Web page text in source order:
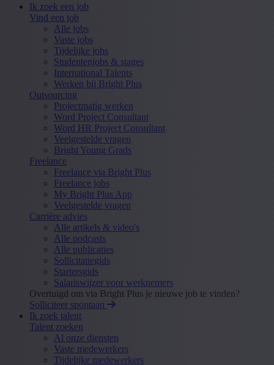
Ik zoek een job
Vind een job
Alle jobs
Vaste jobs
Tijdelijke jobs
Studentenjobs & stages
International Talents
Werken bij Bright Plus
Outsourcing
Projectmatig werken
Word Project Consultant
Word HR Project Consultant
Veelgestelde vragen
Bright Young Grads
Freelance
Freelance via Bright Plus
Freelance jobs
My Bright Plus App
Veelgestelde vragen
Carrière advies
Alle artikels & video's
Alle podcasts
Alle publicaties
Sollicitatiegids
Startersgids
Salariswijzer voor werknemers
Overtuigd om via Bright Plus je nieuwe job te vinden?
Solliciteer spontaan
Ik zoek talent
Talent zoeken
Al onze diensten
Vaste medewerkers
Tijdelijke medewerkers